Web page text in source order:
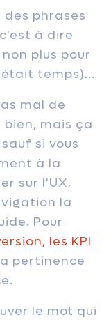
phrases
à dire
plus pour
temps)...
mal de
mais ça
si vous
à la
sur l'UX,
la
Pour
les KPI
pertinence
le mot qui